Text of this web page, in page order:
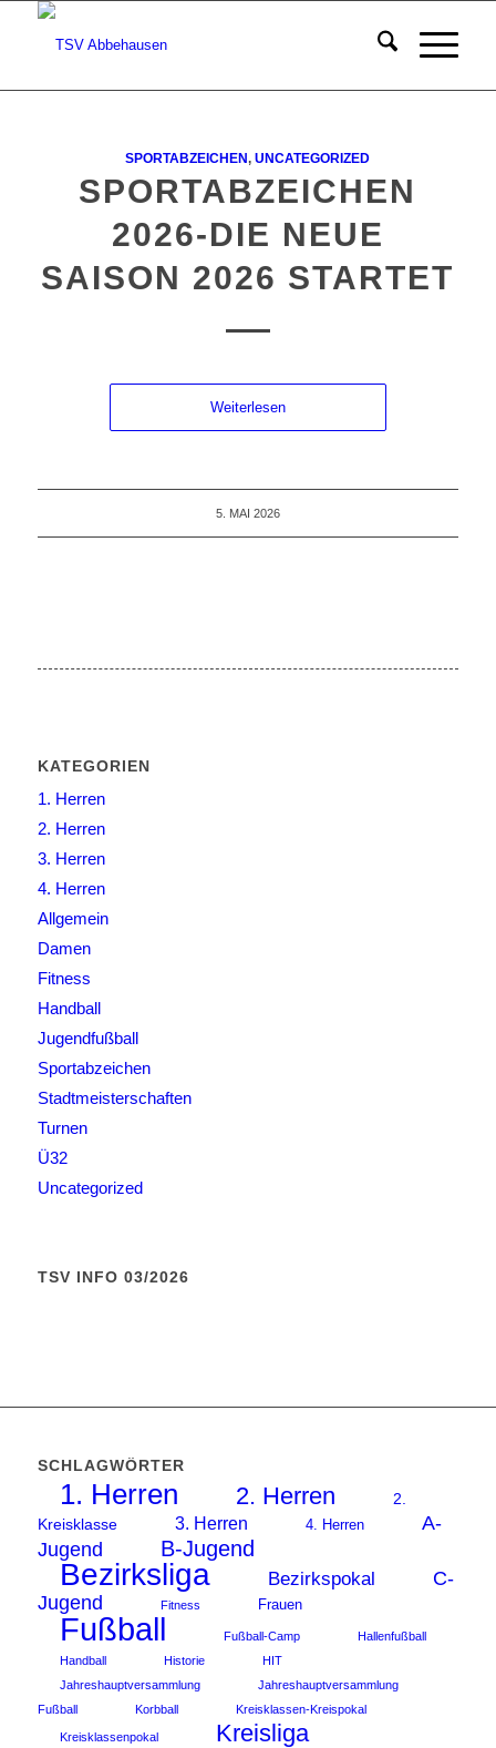
SPORTABZEICHEN,UNCATEGORIZED
SPORTABZEICHEN
2026-DIE NEUE
SAISON 2026 STARTET
Weiterlesen
5. MAI 2026
KATEGORIEN
1. Herren
2. Herren
3. Herren
4. Herren
Allgemein
Damen
Fitness
Handball
Jugendfußball
Sportabzeichen
Stadtmeisterschaften
Turnen
Ü32
Uncategorized
TSV INFO 03/2026
SCHLAGWÖRTER
1. Herren 2. Herren
2.
Kreisklasse
3. Herren 4. Herren
A-
Jugend
B-Jugend
Bezirksliga Bezirkspokal
C-
Jugend
Fitness Frauen
Fußball Fußball-Camp
Hallenfußball
Handball
Historie
HIT
Jahreshauptversammlung
Jahreshauptversammlung
Fußball
Korbball Kreisklassen-Kreispokal
Kreisklassenpokal Kreisliga